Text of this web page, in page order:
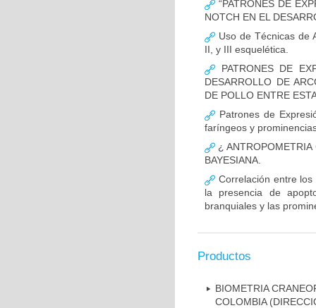
“PATRONES DE
NOTCH EN EL
Uso de Técnicas de
II, y III esquelética.
PATRONES DE
DESARROLLO DE
DE POLLO ENTRE
Patrones de
faríngeos y
¿ ANTROPOMETRIA
BAYESIANA.
Correlación entre
la presencia de
branquiales y las
Productos
BIOMETRIA
COLOMBIA